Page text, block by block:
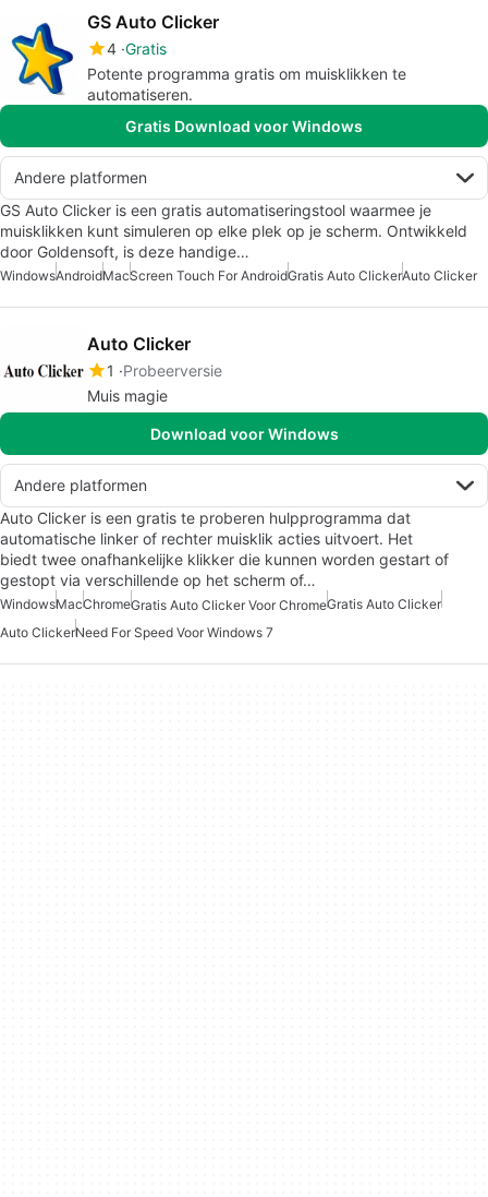
GS Auto Clicker
4 Gratis
Potente programma gratis om muisklikken te
automatiseren.
Gratis Download voor Windows
Andere platformen
GS Auto Clicker is een gratis automatiseringstool waarmee je
muisklikken kunt simuleren op elke plek op je scherm. Ontwikkeld
door Goldensoft, is deze handige…
WindowsAndroidMacScreen Touch For AndroidGratis Auto ClickerAuto Clicker
Auto Clicker
1
Probeerversie
Muis magie
Download voor Windows
Andere platformen
Auto Clicker is een gratis te proberen hulpprogramma dat
automatische linker of rechter muisklik acties uitvoert. Het
biedt twee onafhankelijke klikker die kunnen worden gestart of
gestopt via verschillende op het scherm of…
WindowsMacChromeGratis Auto Clicker Voor ChromeGratis Auto Clicker
Auto ClickerNeed For Speed Voor Windows 7